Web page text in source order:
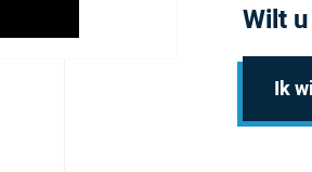
Wilt
Ik